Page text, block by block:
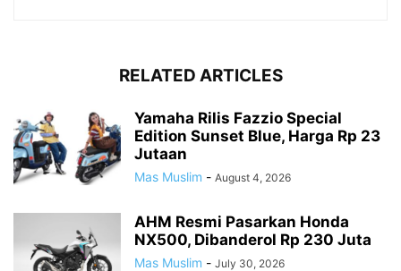
RELATED ARTICLES
Yamaha Rilis Fazzio Special
Edition Sunset Blue, Harga Rp 23
Jutaan
Mas Muslim - August 4, 2026
AHM Resmi Pasarkan Honda
NX500, Dibanderol Rp 230 Juta
Mas Muslim - July 30, 2026